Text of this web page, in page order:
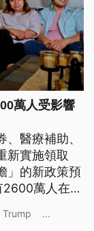
萬人受影響
醫療補助、
新實施領取
」的新政策預
萬人在美
Trump ...